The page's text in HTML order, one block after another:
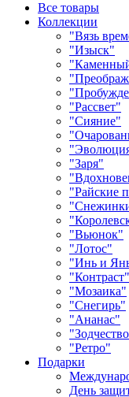
Все товары
Коллекции
"Вязь
"Изыск"
"Рассвет"
"Сияние"
"Заря"
"Райские
"Вьюнок"
"Лотос"
"Инь и
"Контраст"
"Мозаика"
"Снегирь"
"Ананас"
"Ретро"
Подарки
День